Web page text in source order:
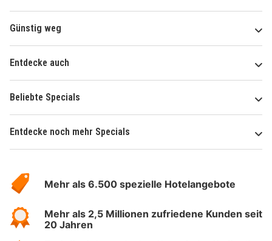
Günstig weg
Entdecke auch
Beliebte Specials
Entdecke noch mehr Specials
Hotelspecials
Mehr als 6.500 spezielle Hotelangebote
Mehr als 2,5 Millionen zufriedene Kunden seit
20 Jahren